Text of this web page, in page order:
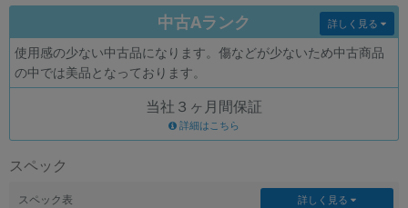
中古Aランク
使用感の少ない中古品になります。傷などが少ないため中古商品
の中では美品となっております。
詳しく見る
当社３ヶ月間保証
詳細はこちら
スペック
スペック表 詳しく見る